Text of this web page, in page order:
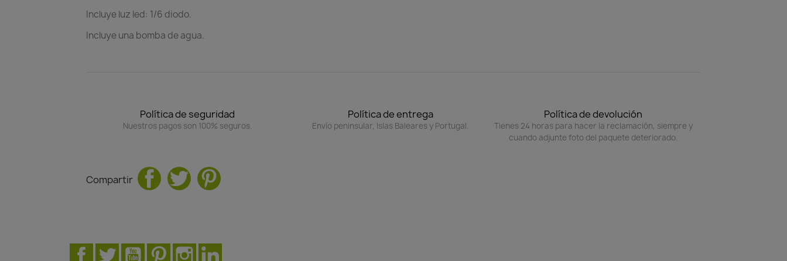
Incluye luz led: 1/6 diodo.
Incluye una bomba de agua.
Política de seguridad
Nuestros pagos son 100% seguros.
Política de entrega
Envío peninsular, Islas Baleares y Portugal.
Política de devolución
Tienes 24 horas para hacer la reclamación, siempre y
cuando adjunte foto del paquete deteriorado.
Compartir
Facebook
Twitter YouTubePinterestInstagram